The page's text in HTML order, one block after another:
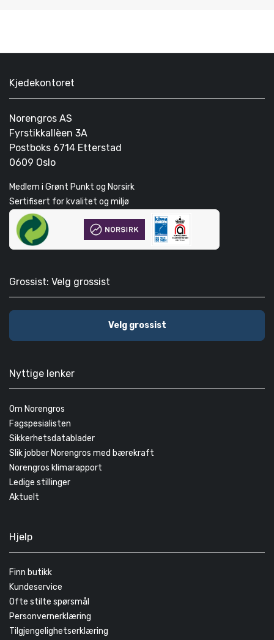
Kjedekontoret
Norengros AS
Fyrstikkallèen 3A
Postboks 6714 Etterstad
0609 Oslo
Medlem i Grønt Punkt og Norsirk
Sertifisert for kvalitet og miljø
Grossist: Velg grossist
Velg grossist
Nyttige lenker
Om Norengros
Fagspesialisten
Sikkerhetsdatablader
Slik jobber Norengros med bærekraft
Norengros klimarapport
Ledige stillinger
Aktuelt
Hjelp
Finn butikk
Kundeservice
Ofte stilte spørsmål
Personvernerklæring
Tilgjengelighetserklæring